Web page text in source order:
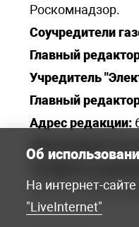
Роскомнадзор.
Соучредители
Главный
Учредитель
Главный
Адрес редакции:
Электронная
Об
На интернет-
"LiveInternet"